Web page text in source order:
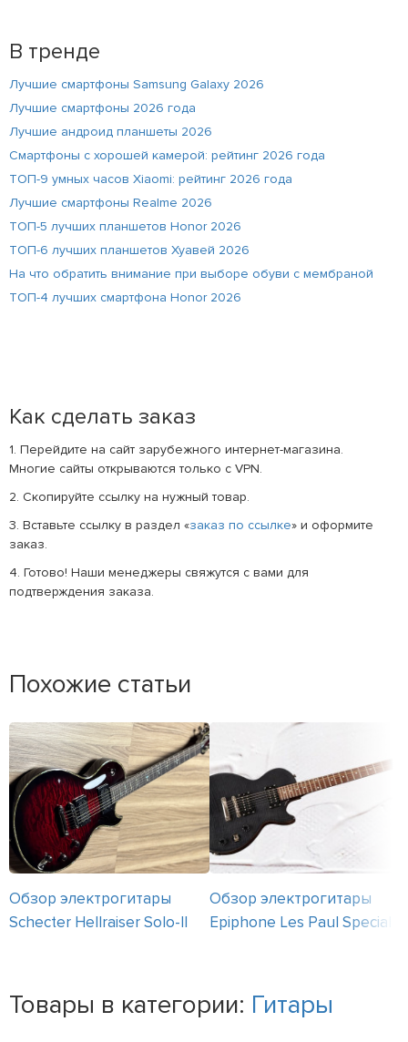
В тренде
Лучшие смартфоны Samsung Galaxy 2026
Лучшие смартфоны 2026 года
Лучшие андроид планшеты 2026
Смартфоны с хорошей камерой: рейтинг 2026 года
ТОП-9 умных часов Xiaomi: рейтинг 2026 года
Лучшие смартфоны Realme 2026
ТОП-5 лучших планшетов Honor 2026
ТОП-6 лучших планшетов Хуавей 2026
На что обратить внимание при выборе обуви с мембраной
ТОП-4 лучших смартфона Honor 2026
Как сделать заказ
1. Перейдите на сайт зарубежного интернет-магазина.
Многие сайты открываются только с VPN.
2. Скопируйте ссылку на нужный товар.
3. Вставьте ссылку в раздел «заказ по ссылке» и оформите
заказ.
4. Готово! Наши менеджеры свяжутся с вами для
подтверждения заказа.
Похожие статьи
Обзор электрогитары
Schecter Hellraiser Solo-II
Обзор электрогитары
Epiphone Les Paul Special II
Товары в категории: Гитары